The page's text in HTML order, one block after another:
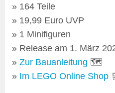
164 Teile
19,99 Euro UVP
1 Minifiguren
Release am 1. März
Zur Bauanleitung 🗺
Im LEGO Online Shop